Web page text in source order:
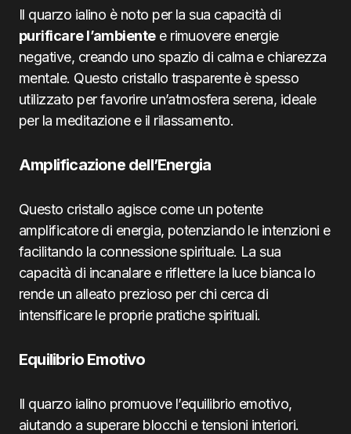
Il quarzo ialino è noto per la sua capacità di
purificare l’ambientee rimuovere energie
negative, creando uno spazio di calma e chiarezza
mentale. Questo cristallo trasparente è spesso
utilizzato per favorire un’atmosfera serena, ideale
per la meditazione e il rilassamento.
Amplificazione dell’Energia
Questo cristallo agisce come un potente
amplificatore di energia, potenziando le intenzioni e
facilitando la connessione spirituale. La sua
capacità di incanalare e riflettere la luce bianca lo
rende un alleato prezioso per chi cerca di
intensificare le proprie pratiche spirituali.
Equilibrio Emotivo
Il quarzo ialino promuove l’equilibrio emotivo,
aiutando a superare blocchi e tensioni interiori.